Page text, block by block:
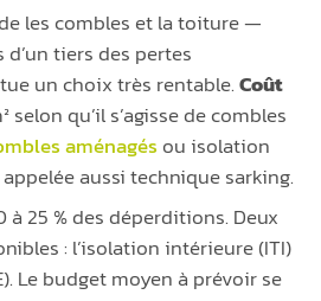
les combles et la toiture —
tiers des pertes
un choix très rentable.Coût
selon qu’il s’agisse de combles
aménagés ou isolation
aussi technique sarking.
à 25 % des déperditions. Deux
: l’isolation intérieure (ITI)
Le budget moyen à prévoir se